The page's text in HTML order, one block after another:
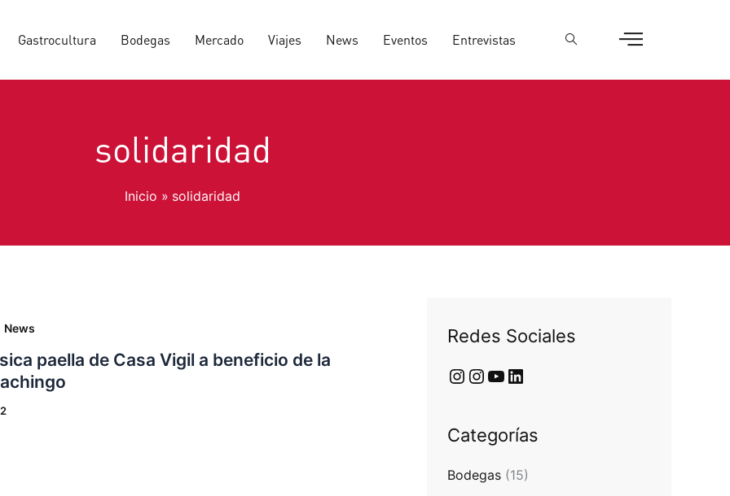
Gastrocultura Bodegas Mercado Viajes News Eventos Entrevistas
solidaridad
Inicio solidaridad
News
paella de Casa Vigil a beneficio de la
Redes Sociales
Categorías
Bodegas (15)